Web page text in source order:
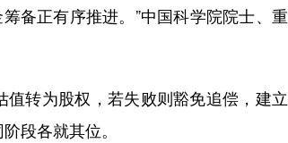
备正有序推进。”中国科学院院士、重
转为股权，若失败则豁免追偿，建立
段各就其位。